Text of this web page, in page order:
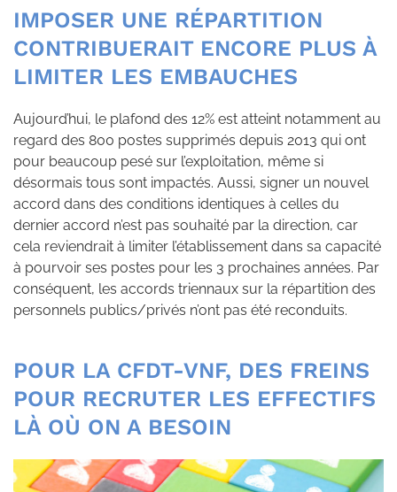
IMPOSER UNE RÉPARTITION
CONTRIBUERAIT ENCORE PLUS À
LIMITER LES EMBAUCHES
Aujourd’hui, le plafond des 12% est atteint notamment au
regard des 800 postes supprimés depuis 2013 qui ont
pour beaucoup pesé sur l’exploitation, même si
désormais tous sont impactés. Aussi, signer un nouvel
accord dans des conditions identiques à celles du
dernier accord n’est pas souhaité par la direction, car
cela reviendrait à limiter l’établissement dans sa capacité
à pourvoir ses postes pour les 3 prochaines années. Par
conséquent, les accords triennaux sur la répartition des
personnels publics/privés n’ont pas été reconduits.
POUR LA CFDT-VNF, DES FREINS
POUR RECRUTER LES EFFECTIFS
LÀ OÙ ON A BESOIN